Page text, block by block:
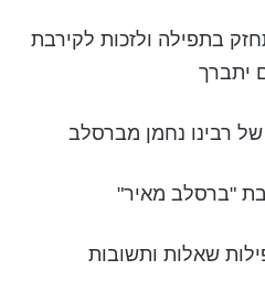
בתפילה ולזכות לקירבת
יתברך
רבינו נחמן מברסלב
"ברסלב מאיר"
שאלות ותשובות